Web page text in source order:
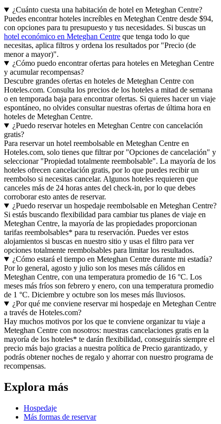
¿Cuánto cuesta una habitación de hotel en Meteghan Centre?
Puedes encontrar hoteles increíbles en Meteghan Centre desde $94,
con opciones para tu presupuesto y tus necesidades. Si buscas un
hotel económico en Meteghan Centre que tenga todo lo que
necesitas, aplica filtros y ordena los resultados por "Precio (de
menor a mayor)".
¿Cómo puedo encontrar ofertas para hoteles en Meteghan Centre
y acumular recompensas?
Descubre grandes ofertas en hoteles de Meteghan Centre con
Hoteles.com. Consulta los precios de los hoteles a mitad de semana
o en temporada baja para encontrar ofertas. Si quieres hacer un viaje
espontáneo, no olvides consultar nuestras ofertas de última hora en
hoteles de Meteghan Centre.
¿Puedo reservar hoteles en Meteghan Centre con cancelación
gratis?
Para reservar un hotel reembolsable en Meteghan Centre en
Hoteles.com, solo tienes que filtrar por "Opciones de cancelación" y
seleccionar "Propiedad totalmente reembolsable". La mayoría de los
hoteles ofrecen cancelación gratis, por lo que puedes recibir un
reembolso si necesitas cancelar. Algunos hoteles requieren que
canceles más de 24 horas antes del check-in, por lo que debes
corroborar esto antes de reservar.
¿Puedo reservar un hospedaje reembolsable en Meteghan Centre?
Si estás buscando flexibilidad para cambiar tus planes de viaje en
Meteghan Centre, la mayoría de las propiedades proporcionan
tarifas reembolsables* para tu reservación. Puedes ver estos
alojamientos si buscas en nuestro sitio y usas el filtro para ver
opciones totalmente reembolsables para limitar los resultados.
¿Cómo estará el tiempo en Meteghan Centre durante mi estadía?
Por lo general, agosto y julio son los meses más cálidos en
Meteghan Centre, con una temperatura promedio de 16 °C. Los
meses más fríos son febrero y enero, con una temperatura promedio
de 1 °C. Diciembre y octubre son los meses más lluviosos.
¿Por qué me conviene reservar mi hospedaje en Meteghan Centre
a través de Hoteles.com?
Hay muchos motivos por los que te conviene organizar tu viaje a
Meteghan Centre con nosotros: nuestras cancelaciones gratis en la
mayoría de los hoteles* te darán flexibilidad, conseguirás siempre el
precio más bajo gracias a nuestra política de Precio garantizado, y
podrás obtener noches de regalo y ahorrar con nuestro programa de
recompensas.
Explora más
Hospedaje
Más formas de reservar